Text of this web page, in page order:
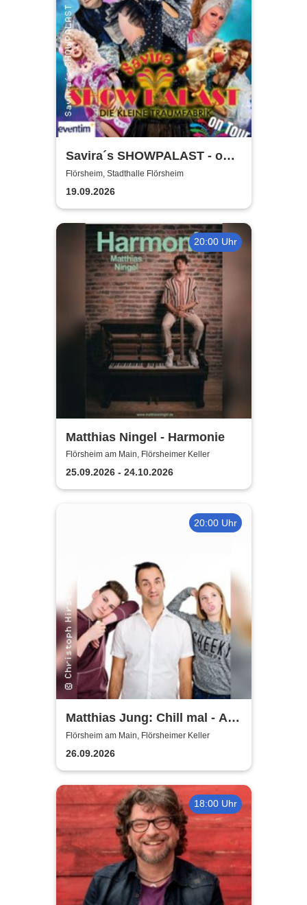
Savira´s SHOWPALAST - on
Tour / Die bunte Travestie -
Varieté - Revue
Flörsheim, Stadthalle Flörsheim
19.09.2026
20:00 Uhr
Matthias Ningel - Harmonie
Flörsheim am Main, Flörsheimer Keller
25.09.2026 - 24.10.2026
20:00 Uhr
Matthias Jung: Chill mal - Am
Ende der Geduld ist noch viel
Pubertät übrig!
Flörsheim am Main, Flörsheimer Keller
26.09.2026
18:00 Uhr